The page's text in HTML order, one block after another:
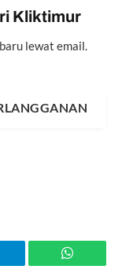
Kliktimur
lewat email.